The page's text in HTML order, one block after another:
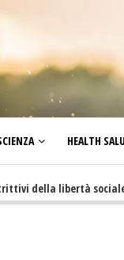
HEALTH
libertà sociale e